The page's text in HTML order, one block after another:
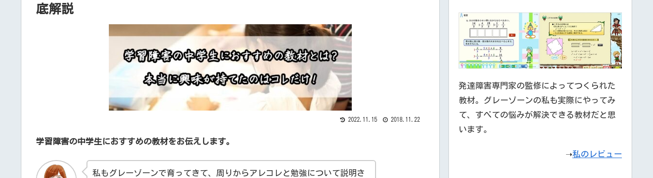
底解説
2022.11.15 2018.11.22
学習障害の中学生におすすめの教材をお伝えします。
私もグレーゾーンで育ってきて、周りからアレコレと勉強について説明さ
発達障害専門家の監修によってつくられた
教材。グレーゾーンの私も実際にやってみ
て、すべての悩みが解決できる教材だと思
います。
➝私のレビュー